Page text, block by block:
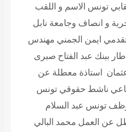
تونس الاسم و اللقب
و انصاف وجامعة نابل
ايمن الجمني مهندس
ببنك عبد الفتاح صبرى
استاذة معطلة عن
ناشط حقوقي تونس
تونس عبد السلام
العمل محمد البالي